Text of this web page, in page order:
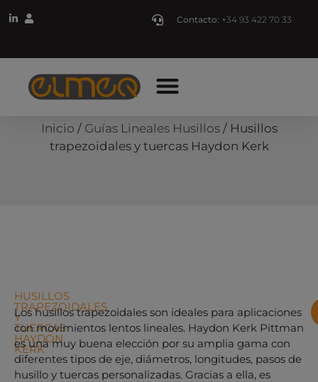
Contacto: +34 93 422 70 33
Inicio / Guías Lineales Husillos/ Husillos
trapezoidales y tuercas Haydon Kerk
HUSILLOS
TRAPEZOIDALES
Y
TUERCAS
HAYDON
KERK
Los husillos trapezoidales son ideales para aplicaciones
con movimientos lentos lineales. Haydon Kerk Pittman
es una muy buena elección por su amplia gama con
diferentes tipos de eje, diámetros, longitudes, pasos de
husillo y tuercas personalizadas. Gracias a ella, es